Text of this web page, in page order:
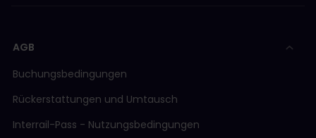
AGB
Buchungsbedingungen
Rückerstattungen und Umtausch
Interrail-Pass - Nutzungsbedingungen